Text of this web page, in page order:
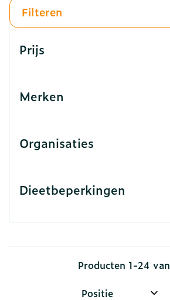
Filteren
Prijs
Merken
Organisaties
Dieetbeperkingen
Producten 1-24 van